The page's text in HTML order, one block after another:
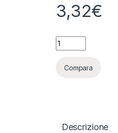
3,32€
TERRA
Compara
Descrizione